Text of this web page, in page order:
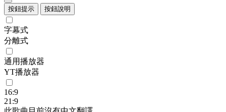
按鈕提示 按鈕說明
字幕式
分離式
通用播放器
YT播放器
16:9
21:9